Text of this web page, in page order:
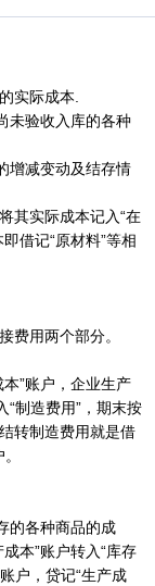
实际成本.
未验收入库的各种
增减变动及结存情
其实际成本记入“在
借记“原材料”等相
费用两个部分。
”账户，企业生产
制造费用”，期末按
转制造费用就是借
的各种商品的成
本”账户转入“库存
户，贷记“生产成